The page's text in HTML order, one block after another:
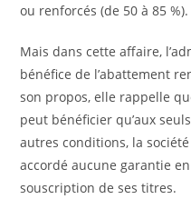
ou renforcés (de 50 à 85 %).
Mais dans cette affaire,
bénéfice de l’abattement
son propos, elle rappelle
peut bénéficier qu’aux
autres conditions, la
accordé aucune garantie
souscription de ses titres.